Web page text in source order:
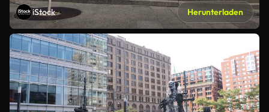
iStock Herunterladen